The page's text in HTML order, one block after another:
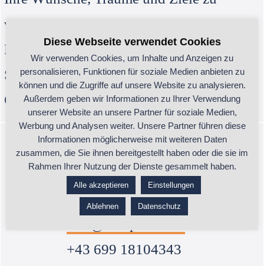
verwirklichen.
Feng-Shui für Wohnung, Haus & Garten
Spürbar mehr Raum für Harmonie,
Gesundheit und Erfolg!
Kontakt:
Gudrun Pillwein
+43 699 18104343
Diese Webseite verwendet Cookies
Wir verwenden Cookies, um Inhalte und Anzeigen zu
personalisieren, Funktionen für soziale Medien anbieten zu
können und die Zugriffe auf unsere Website zu analysieren.
Außerdem geben wir Informationen zu Ihrer Verwendung
unserer Website an unsere Partner für soziale Medien,
Werbung und Analysen weiter. Unsere Partner führen diese
Informationen möglicherweise mit weiteren Daten
zusammen, die Sie ihnen bereitgestellt haben oder die sie im
Rahmen Ihrer Nutzung der Dienste gesammelt haben.
Alle akzeptieren Einstellungen
Ablehnen Datenschutz